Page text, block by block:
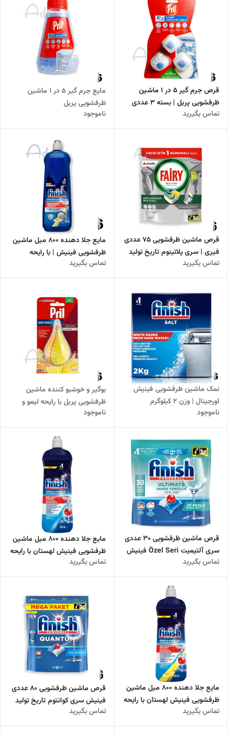
قرص جرم گیر 5 در 1 ماشین
ظرفشویی پریل | بسته 3 عددی
تماس بگیرید
مایع جرم گیر 5 در 1 ماشین
ظرفشویی پریل
ناموجود
قرص ماشین ظرفشویی 75 عددی
فیری | سری پلاتینوم تاریخ تولید
2025
تماس بگیرید
مایع جلا دهنده 800 میل ماشین
ظرفشویی فینیش | با رایحه
لیمویی تولید 2025
تماس بگیرید
نمک ماشین ظرفشویی فینیش
اورجینال | وزن ۲ کیلوگرم
ناموجود
بوگیر و خوشبو کننده ماشین
ظرفشویی پریل با رایحه لیمو و
پرتقال
ناموجود
قرص ماشین ظرفشویی 30 عددی
سری آلتیمیت Özel Seri فینیش
تولید 2025
تماس بگیرید
مایع جلا دهنده 800 میل ماشین
ظرفشویی فینیش لهستان با رایحه
کلاسیک تولید 2024
تماس بگیرید
مایع جلا دهنده 800 میل ماشین
ظرفشویی فینیش لهستان با رایحه
لیمویی تولید 2024
تماس بگیرید
قرص ماشین ظرفشویی 80 عددی
فینیش سری کوانتوم تاریخ تولید
2025
تماس بگیرید